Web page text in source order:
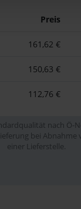
Preis
161,62 €
150,63 €
112,76 €
nach Ö-
bei Abnahme
einer Lieferstelle.